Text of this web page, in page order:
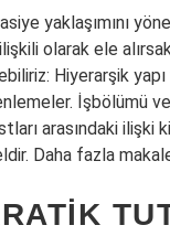
yaklaşımını
olarak ele
Hiyerarşik
İşbölümü
arasındaki ilişki
Daha fazla